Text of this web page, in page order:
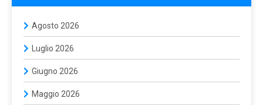
Agosto 2026
Luglio 2026
Giugno 2026
Maggio 2026